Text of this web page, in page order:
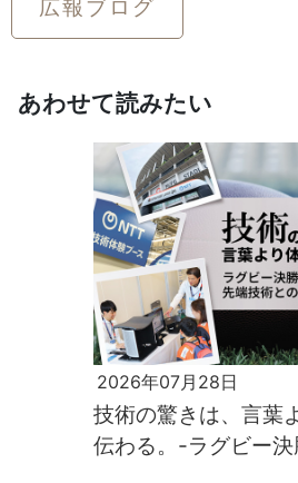
広報ブログ
あわせて読みたい
2026年07月28日
技術の驚きは、言葉
伝わる。-ラグビー決